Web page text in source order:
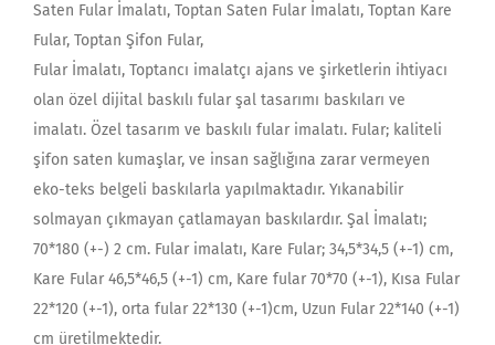
Saten Fular İmalatı, Toptan Saten Fular İmalatı, Toptan Kare
Fular, Toptan Şifon Fular,
Fular İmalatı, Toptancı imalatçı ajans ve şirketlerin ihtiyacı
olan özel dijital baskılı fular şal tasarımı baskıları ve
imalatı. Özel tasarım ve baskılı fular imalatı. Fular; kaliteli
şifon saten kumaşlar, ve insan sağlığına zarar vermeyen
eko-teks belgeli baskılarla yapılmaktadır. Yıkanabilir
solmayan çıkmayan çatlamayan baskılardır. Şal İmalatı;
70*180 (+-) 2 cm. Fular imalatı, Kare Fular; 34,5*34,5 (+-1) cm,
Kare Fular 46,5*46,5 (+-1) cm, Kare fular 70*70 (+-1), Kısa Fular
22*120 (+-1), orta fular 22*130 (+-1)cm, Uzun Fular 22*140 (+-1)
cm üretilmektedir.